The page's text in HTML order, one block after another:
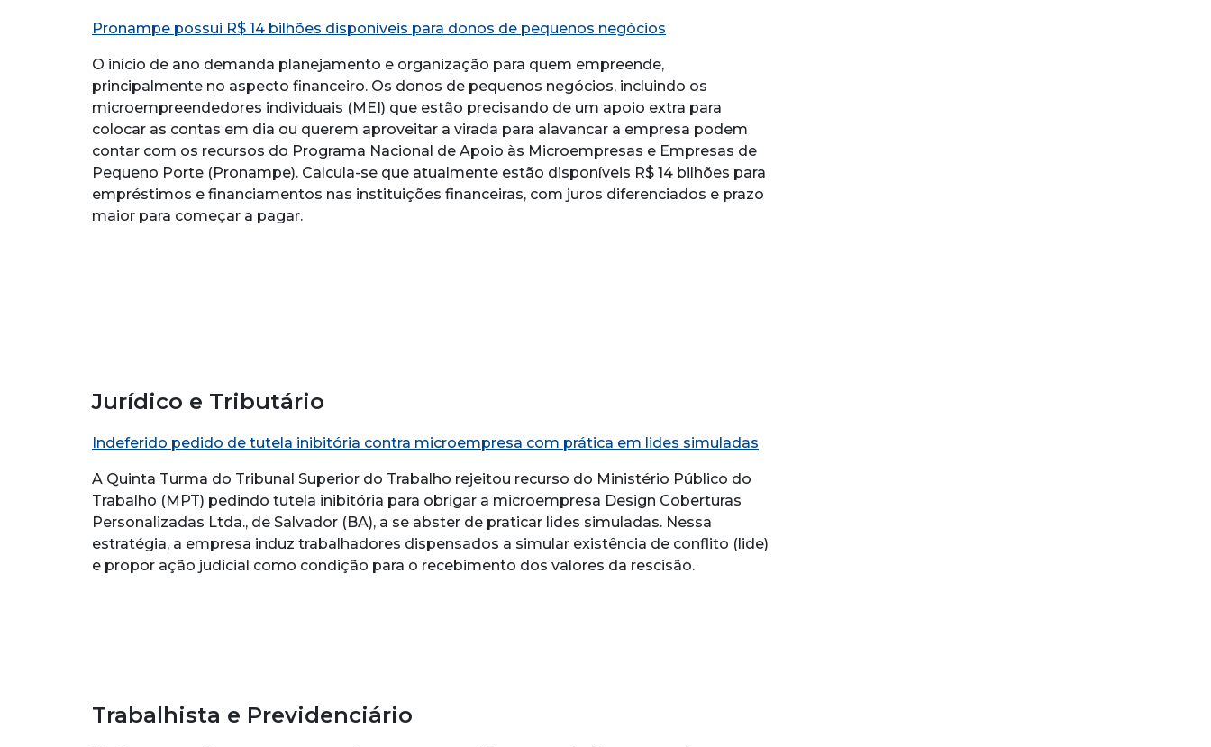
Pronampe possui R$ 14 bilhões disponíveis para donos de pequenos negócios
O início de ano demanda planejamento e organização para quem empreende,
principalmente no aspecto financeiro. Os donos de pequenos negócios, incluindo os
microempreendedores individuais (MEI) que estão precisando de um apoio extra para
colocar as contas em dia ou querem aproveitar a virada para alavancar a empresa podem
contar com os recursos do Programa Nacional de Apoio às Microempresas e Empresas de
Pequeno Porte (Pronampe). Calcula-se que atualmente estão disponíveis R$ 14 bilhões para
empréstimos e financiamentos nas instituições financeiras, com juros diferenciados e prazo
maior para começar a pagar.
Jurídico e Tributário
Indeferido pedido de tutela inibitória contra microempresa com prática em lides simuladas
A Quinta Turma do Tribunal Superior do Trabalho rejeitou recurso do Ministério Público do
Trabalho (MPT) pedindo tutela inibitória para obrigar a microempresa Design Coberturas
Personalizadas Ltda., de Salvador (BA), a se abster de praticar lides simuladas. Nessa
estratégia, a empresa induz trabalhadores dispensados a simular existência de conflito (lide)
e propor ação judicial como condição para o recebimento dos valores da rescisão.
Trabalhista e Previdenciário